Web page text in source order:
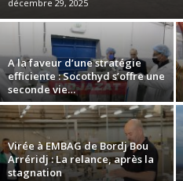
décembre 29, 2025
A la faveur d’une stratégie
efficiente : Socothyd s’offre une
seconde vie…
Virée à EMBAG de Bordj Bou
Arréridj : La relance, après la
stagnation